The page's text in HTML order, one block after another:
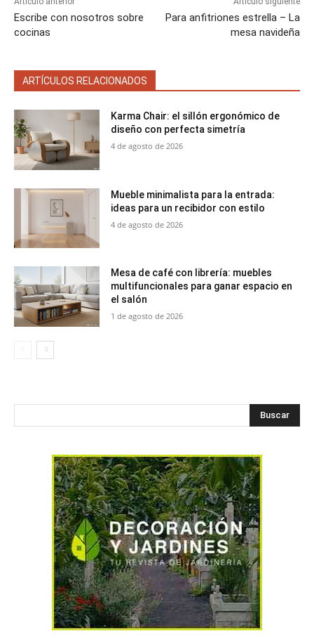
Escribe con nosotros sobre
cocinas
Para anfitriones estrella – La
mesa navideña
ARTÍCULOS RELACIONADOS
Karma Chair: el sillón ergonómico de
diseño con perfecta simetría
4 de agosto de 2026
Mueble minimalista para la entrada:
ideas para un recibidor con estilo
4 de agosto de 2026
Mesa de café con librería: muebles
multifuncionales para ganar espacio en
el salón
1 de agosto de 2026
Buscar